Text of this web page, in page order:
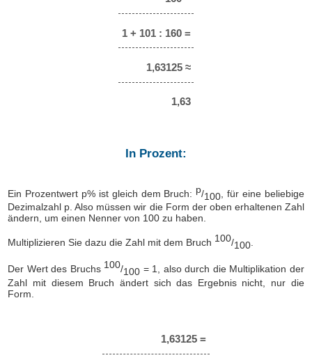
1 + 101 : 160 =
1,63125 ≈
1,63
In Prozent:
Ein Prozentwert p% ist gleich dem Bruch: p/100 , für eine beliebige
Dezimalzahl p. Also müssen wir die Form der oben erhaltenen Zahl
ändern, um einen Nenner von 100 zu haben.
Multiplizieren Sie dazu die Zahl mit dem Bruch 100/100
Der Wert des Bruchs 100/100 = 1, also durch die Multiplikation der
Zahl mit diesem Bruch ändert sich das Ergebnis nicht, nur die
Form.
1,63125 =